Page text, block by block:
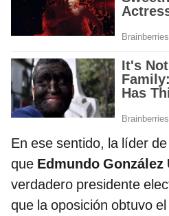
En ese sentido, la líder
que Edmundo González
verdadero presidente
que la oposición obtuvo